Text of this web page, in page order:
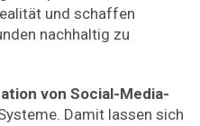
und schaffen
nachhaltig zu
von Social-Media-
Damit lassen sich